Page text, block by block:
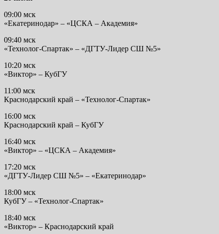
09:00 мск
«Екатеринодар» – «ЦСКА – Академия»
09:40 мск
«Технолог-Спартак» – «ДГТУ-Лидер СШ №5»
10:20 мск
«Виктор» – КубГУ
11:00 мск
Краснодарский край – «Технолог-Спартак»
16:00 мск
Краснодарский край – КубГУ
16:40 мск
«Виктор» – «ЦСКА – Академия»
17:20 мск
«ДГТУ-Лидер СШ №5» – «Екатеринодар»
18:00 мск
КубГУ – «Технолог-Спартак»
18:40 мск
«Виктор» – Краснодарский край